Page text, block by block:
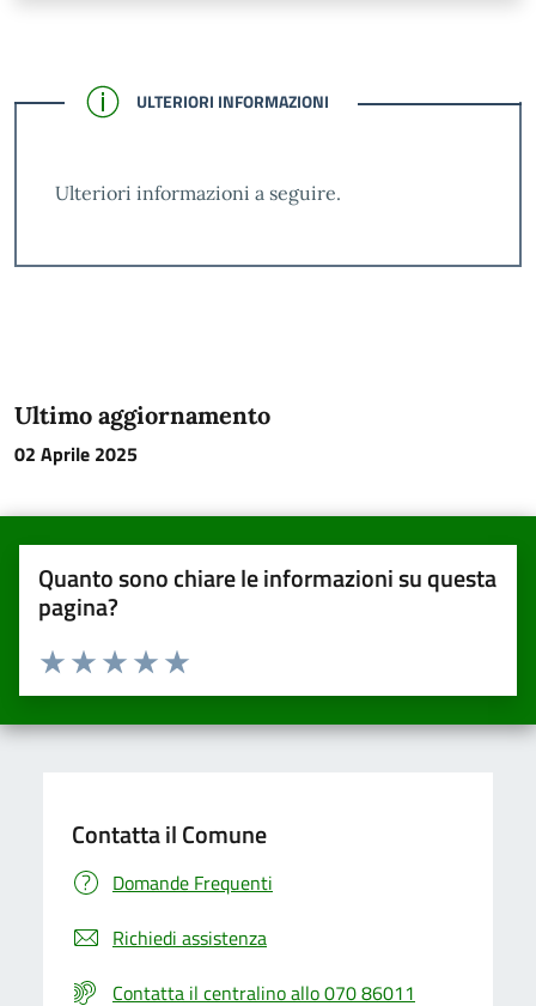
CONFERMATO
ULTERIORI INFORMAZIONI
Ulteriori informazioni a seguire.
Ultimo aggiornamento
02 Aprile 2025
Quanto sono chiare le informazioni su questa
pagina?
Valuta da 1 a 5 stelle la pagina
Valuta 5 stelle su 5
Valuta 4 stelle su 5
Valuta 3 stelle su 5
Valuta 2 stelle su 5
Valuta una stella su 5
Contatta il Comune
Domande Frequenti
Richiedi assistenza
Contatta il centralino allo 070 86011